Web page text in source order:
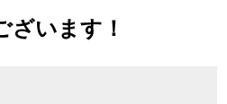
います！